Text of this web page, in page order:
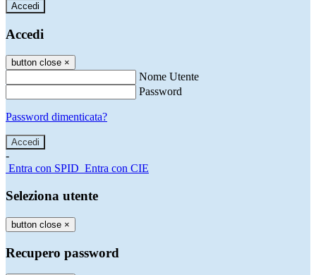
Accedi
Accedi
button close ×
Nome Utente
Password
Password dimenticata?
-
Entra con SPID Entra con CIE
Seleziona utente
button close ×
Recupero password